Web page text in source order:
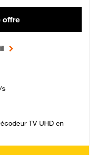
offre
s
TV UHD en